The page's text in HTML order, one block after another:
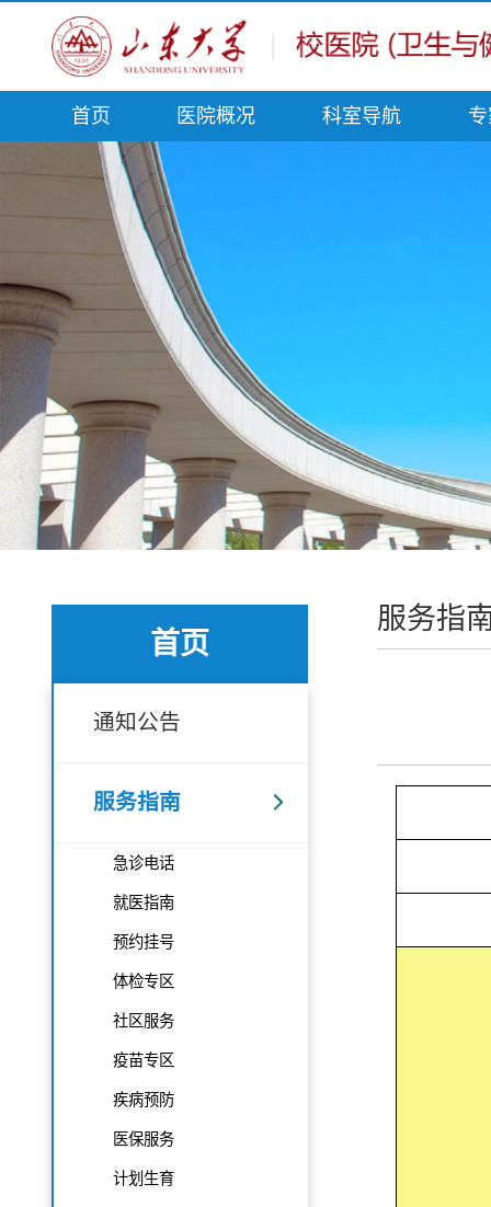
首页 医院概况 科室导航
首页
通知公告
服务指南
急诊电话
就医指南
预约挂号
体检专区
社区服务
疫苗专区
疾病预防
医保服务
计划生育
服务指